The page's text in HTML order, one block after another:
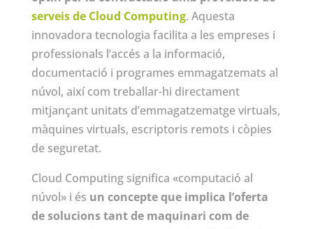
serveis de Cloud Computing. Aquesta
innovadora tecnologia facilita a les empreses i
professionals l’accés a la informació,
documentació i programes emmagatzemats al
núvol, així com treballar-hi directament
mitjançant unitats d’emmagatzematge virtuals,
màquines virtuals, escriptoris remots i còpies
de seguretat.
Cloud Computing significa «computació al
núvol» i és un concepte que implica l’oferta
de solucions tant de maquinari com de